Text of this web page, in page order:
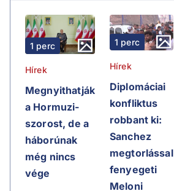
1 perc
Hírek
Megnyithatják
a Hormuzi-
szorost, de a
háborúnak
még nincs
vége
1 perc
Hírek
Diplomáciai
konfliktus
robbant ki:
Sanchez
megtorlással
fenyegeti
Meloni